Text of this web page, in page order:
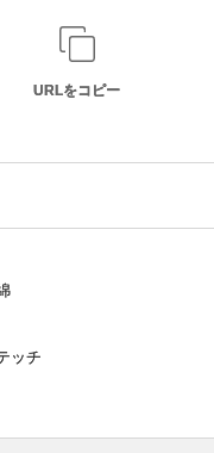
URLをコピー
ッチ